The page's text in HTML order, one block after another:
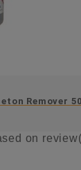
Remover
on